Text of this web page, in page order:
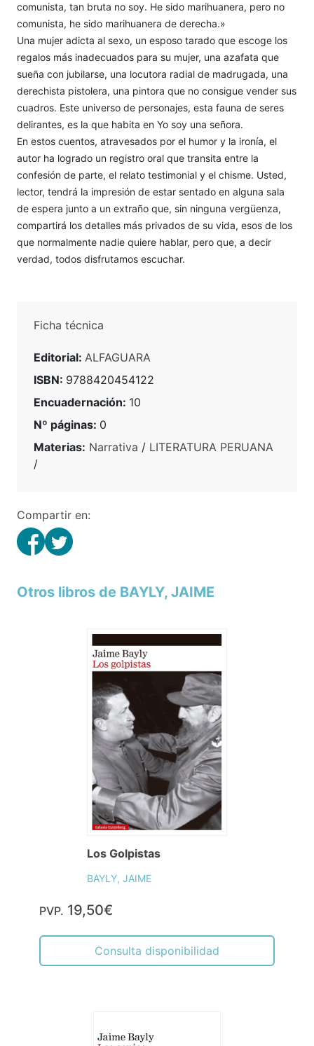
comunista, tan bruta no soy. He sido marihuanera, pero no
comunista, he sido marihuanera de derecha.»
Una mujer adicta al sexo, un esposo tarado que escoge los
regalos más inadecuados para su mujer, una azafata que
sueña con jubilarse, una locutora radial de madrugada, una
derechista pistolera, una pintora que no consigue vender sus
cuadros. Este universo de personajes, esta fauna de seres
delirantes, es la que habita en Yo soy una señora.
En estos cuentos, atravesados por el humor y la ironía, el
autor ha logrado un registro oral que transita entre la
confesión de parte, el relato testimonial y el chisme. Usted,
lector, tendrá la impresión de estar sentado en alguna sala
de espera junto a un extraño que, sin ninguna vergüenza,
compartirá los detalles más privados de su vida, esos de los
que normalmente nadie quiere hablar, pero que, a decir
verdad, todos disfrutamos escuchar.
Ficha técnica
Editorial: ALFAGUARA
ISBN: 9788420454122
Encuadernación: 10
Nº páginas: 0
Materias: Narrativa / LITERATURA PERUANA
/
Compartir en:
Otros libros de BAYLY, JAIME
Los Golpistas
BAYLY, JAIME
PVP. 19,50€
Consulta disponibilidad